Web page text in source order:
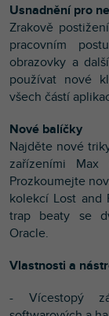
Usnadnění pro
Zrakově
pracovním
obrazovky a
používat nové
všech částí
Nové balíčky
Najděte nové
zařízeními
Prozkoumejte
kolekcí Lost and
trap beaty se
Oracle.
Vlastnosti a
- Vícestopý